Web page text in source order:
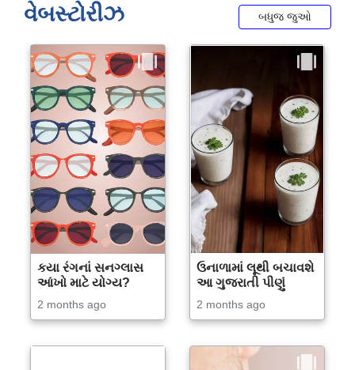
વેબસ્ટોરીઝ બધુજ જુઓ
કયા રંગનાં સનગ્લાસ
આંખો માટે યોગ્ય?
2 months ago
ઉનાળામાં લૂથી બચાવશે
આ ગુજરાતી પીણું
2 months ago